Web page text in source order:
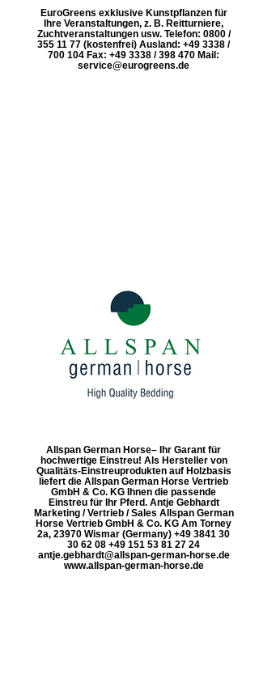
EuroGreens exklusive Kunstpflanzen für
Ihre Veranstaltungen, z. B. Reitturniere,
Zuchtveranstaltungen usw. Telefon: 0800 /
355 11 77 (kostenfrei) Ausland: +49 3338 /
700 104 Fax: +49 3338 / 398 470 Mail:
service@eurogreens.de
Allspan German Horse– Ihr Garant für
hochwertige Einstreu! Als Hersteller von
Qualitäts-Einstreuprodukten auf Holzbasis
liefert die Allspan German Horse Vertrieb
GmbH & Co. KG Ihnen die passende
Einstreu für Ihr Pferd. Antje Gebhardt
Marketing / Vertrieb / Sales Allspan German
Horse Vertrieb GmbH & Co. KG Am Torney
2a, 23970 Wismar (Germany) +49 3841 30
30 62 08 +49 151 53 81 27 24
antje.gebhardt@allspan-german-horse.de
www.allspan-german-horse.de